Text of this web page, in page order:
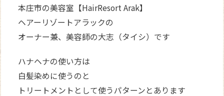
本庄市の美容室【HairResort Arak】
ヘアーリゾートアラックの
オーナー兼、美容師の大志（タイシ）です
ハナヘナの使い方は
白髪染めに使うのと
トリートメントとして使うパターンとあります